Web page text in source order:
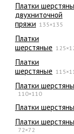
Платки
двухниточной
пряжи 135×135
Платки
шерстяные
Платки
шерстяные
Платки
110×110
Платки
Платки
72×72